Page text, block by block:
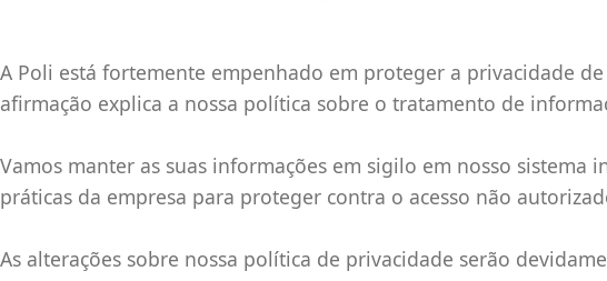
A Poli está fortemente empenhado em proteger a privacidade
afirmação explica a nossa política sobre o tratamento de
Vamos manter as suas informações em sigilo em nosso
práticas da empresa para proteger contra o acesso não
As alterações sobre nossa política de privacidade serão